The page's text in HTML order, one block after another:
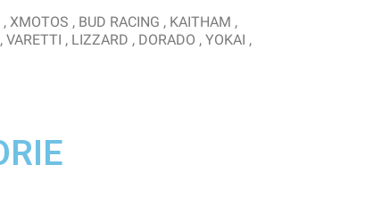
XMOTOS , BUD RACING , KAITHAM ,
, LIZZARD , DORADO , YOKAI ,